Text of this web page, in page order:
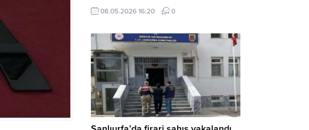
olduğu öğrenilen tarafların kavgası
neticesinde 3 kişi olay yerinde yaşamını
ilçesine bağlı kırsal Konaç Mahallesi’nde
meydana geldi. Edinilen bilgilere göre,
aralarında husumet bulunan iki grup
arasında henüz belirlenemeyen bir...
08.05.2026 16:20 0